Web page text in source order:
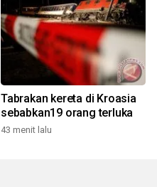
Tabrakan kereta di Kroasia
sebabkan19 orang terluka
43 menit lalu